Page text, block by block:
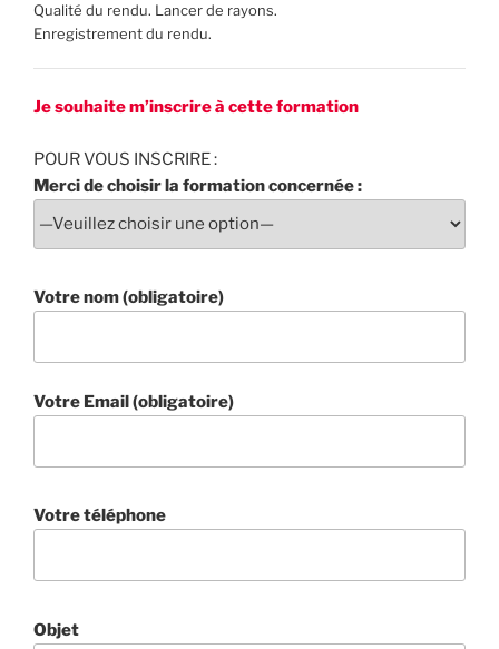
Qualité du rendu. Lancer de rayons.
Enregistrement du rendu.
Je souhaite m’inscrire à cette formation
POUR VOUS INSCRIRE :
Merci de choisir la formation concernée :
Votre nom (obligatoire)
Votre Email (obligatoire)
Votre téléphone
Objet